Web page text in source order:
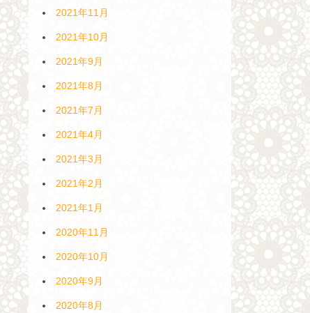
2021年11月
2021年10月
2021年9月
2021年8月
2021年7月
2021年4月
2021年3月
2021年2月
2021年1月
2020年11月
2020年10月
2020年9月
2020年8月